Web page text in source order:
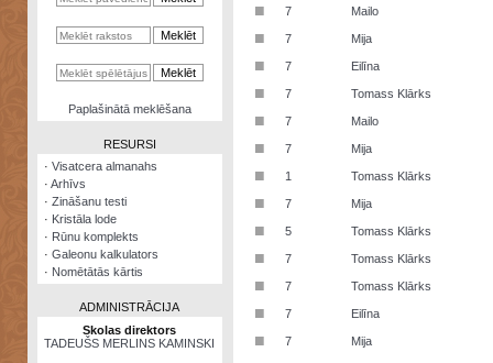
kalkulators
NomētātāsPaplašinātā meklēšana
RESURSI
· Visatcera almanahs
· Arhīvs
· Zināšanu testi
· Kristāla lode
· Rūnu komplekts
· Galeonu kalkulators
· Nomētātās kārtis
ADMINISTRĀCIJA
Skolas direktors
TADEUŠS MERLINS KAMINSKI
■ 7 Mailo
■ 7 Mija
■ 7 Eilīna
■ 7 Tomass Klārks
■ 7 Mailo
■ 7 Mija
■ 1 Tomass Klārks
■ 7 Mija
■ 5 Tomass Klārks
■ 7 Tomass Klārks
■ 7 Tomass Klārks
■ 7 Eilīna
■ 7 Mija